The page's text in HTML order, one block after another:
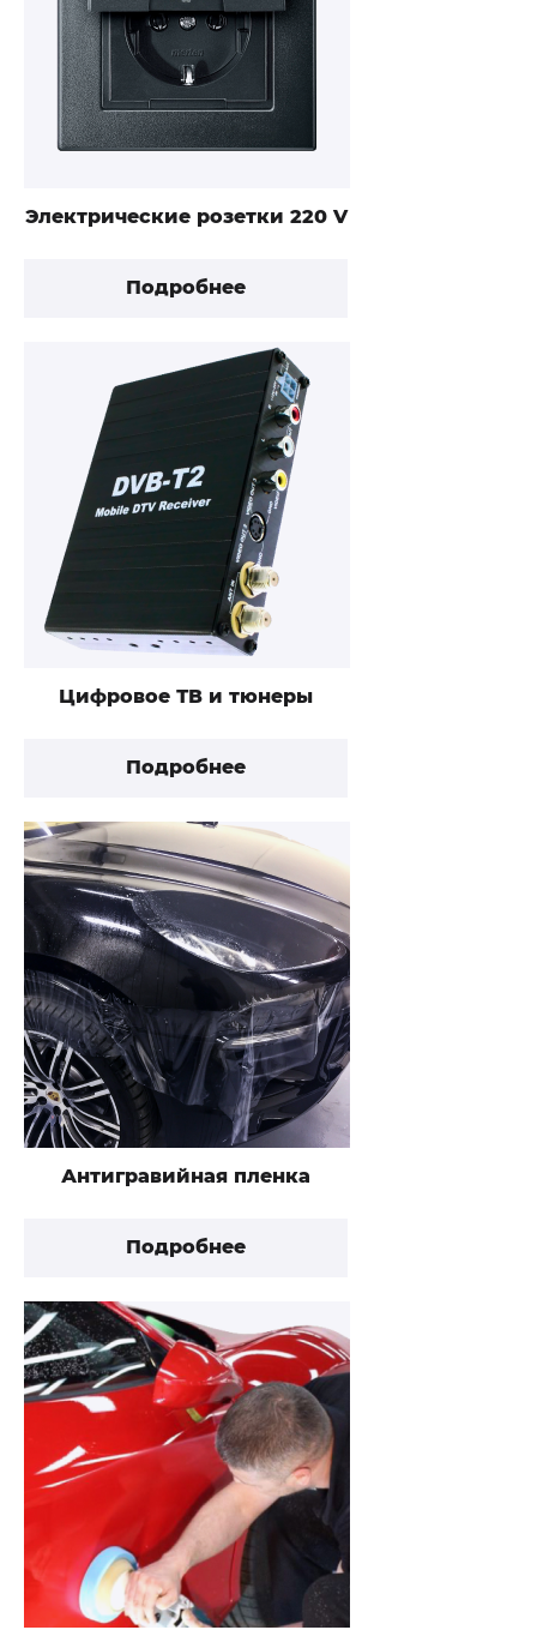
Электрические розетки 220 V
Подробнее
Цифровое ТВ и тюнеры
Подробнее
Антигравийная пленка
Подробнее